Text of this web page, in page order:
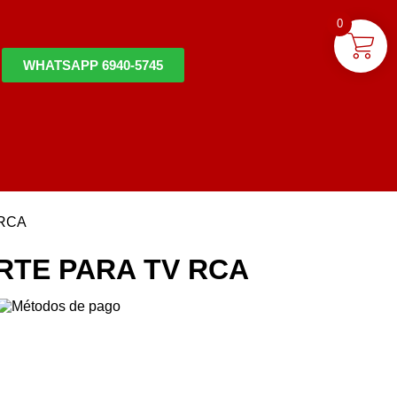
WHATSAPP 6940-5745
PARA TV RCA
0